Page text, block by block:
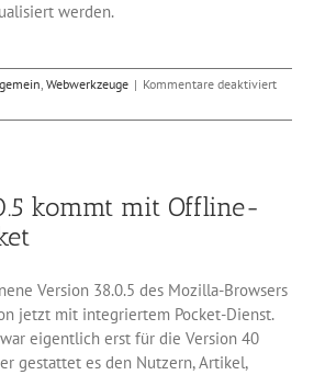
werden.
, Webwerkzeuge | Kommentare deaktiviertfür
Reader
kommt mit Offline-
Version 38.0.5 des Mozilla-Browsers
jetzt mit integriertem Pocket-Dienst.
eigentlich erst für die Version 40
gestattet es den Nutzern, Artikel,